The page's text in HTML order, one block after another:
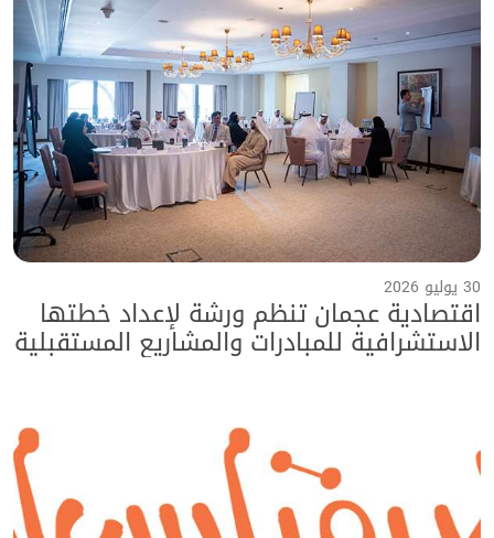
30 يوليو 2026
اقتصادية عجمان تنظم ورشة لإعداد خطتها
الاستشرافية للمبادرات والمشاريع المستقبلية
حتى عام 2040